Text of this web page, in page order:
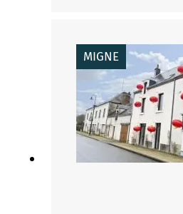
MIGNE